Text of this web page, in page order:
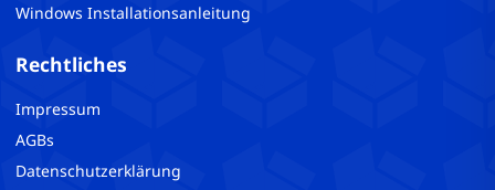
Windows Installationsanleitung
Rechtliches
Impressum
AGBs
Datenschutzerklärung